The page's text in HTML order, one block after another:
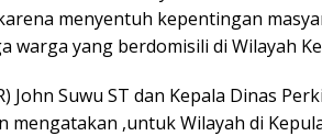
menyentuh kepentingan
warga yang berdomisili di Wilayah
John Suwu ST dan Kepala Dinas
mengatakan ,untuk Wilayah di